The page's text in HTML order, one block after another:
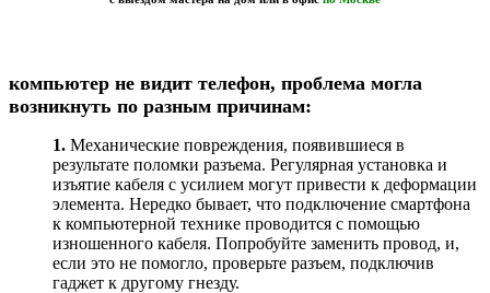
компьютер не видит телефон, проблема могла
возникнуть по разным причинам:
1. Механические повреждения, появившиеся в
результате поломки разъема. Регулярная установка и
изъятие кабеля с усилием могут привести к деформации
элемента. Нередко бывает, что подключение смартфона
к компьютерной технике проводится с помощью
изношенного кабеля. Попробуйте заменить провод, и,
если это не помогло, проверьте разъем, подключив
гаджет к другому гнезду.